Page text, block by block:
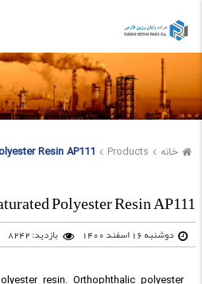
خانه Products
Resin AP111
Polyester Resin AP111
دوشنبه 16 اسفند 1400 بازدید: 8242
resin. Orthophthalic polyester